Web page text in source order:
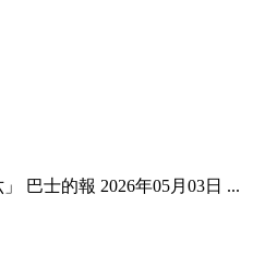
巴士的報 2026年05月03日 ...